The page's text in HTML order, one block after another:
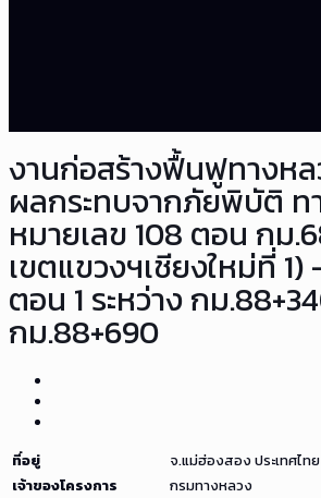
งานก่อสร้างฟื้นฟูทางหล
ผลกระทบจากภัยพิบัติ ท
หมายเลข 108 ตอน กม
เขตแขวงฯเชียงใหม่ที่ 1)
ตอน 1 ระหว่าง กม
กม.88+690
ที่อยู่
จ.แม่ฮ่องสอง ประเทศไทย
เจ้าของโครงการ
กรมทางหลวง